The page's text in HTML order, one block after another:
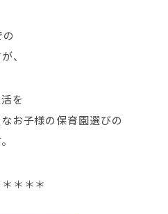
、
を
お子様の保育園選びの
＊＊＊